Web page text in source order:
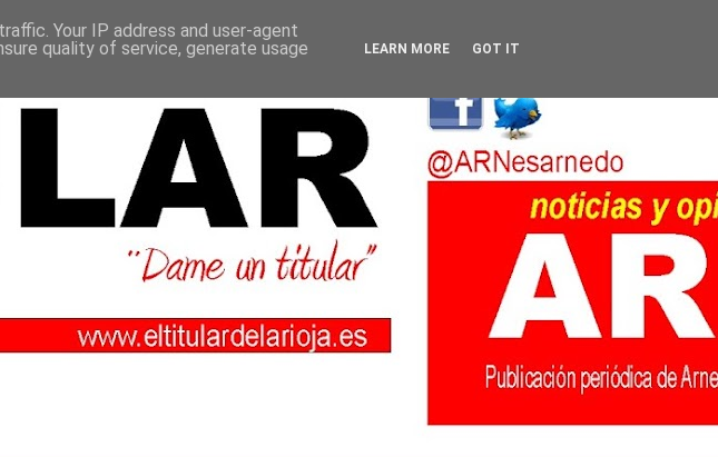
Your IP address and user-agent
quality of service, generate usage
LEARN MORE GOT IT